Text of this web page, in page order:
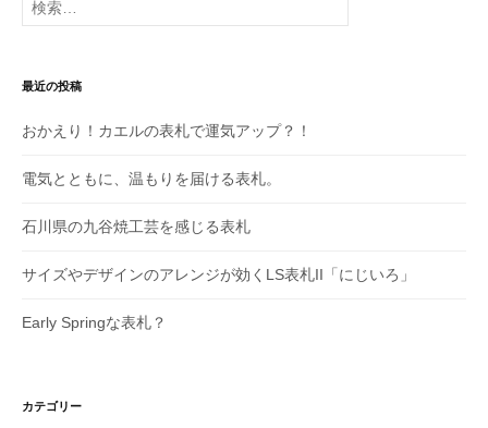
索:
最近の投稿
おかえり！カエルの表札で運気アップ？！
電気とともに、温もりを届ける表札。
石川県の九谷焼工芸を感じる表札
サイズやデザインのアレンジが効くLS表札II「にじいろ」
Early Springな表札？
カテゴリー